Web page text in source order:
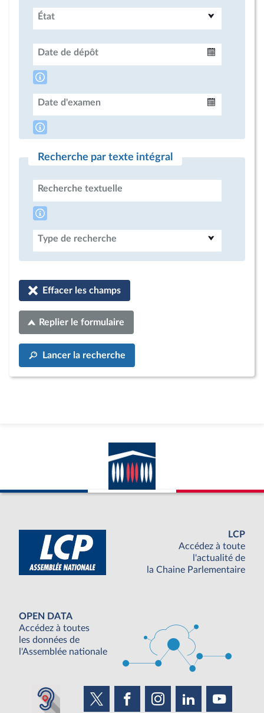
État
Date de dépôt
Date d'examen
Recherche par texte intégral
Recherche textuelle
Type de recherche
Effacer les champs
Replier le formulaire
Lancer la recherche
LCP
Accédez à toute
l'actualité de
la Chaine Parlementaire
OPEN DATA
Accédez à toutes
les données de
l'Assemblée nationale